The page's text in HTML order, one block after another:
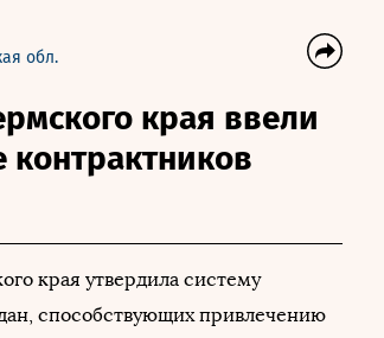
обл.
края ввели
края утвердила систему
способствующих привлечению